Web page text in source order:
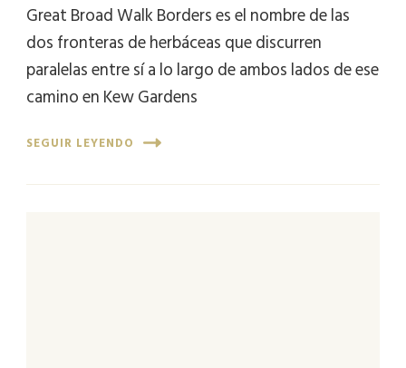
Great Broad Walk Borders es el nombre de las
dos fronteras de herbáceas que discurren
paralelas entre sí a lo largo de ambos lados de ese
camino en Kew Gardens
SEGUIR LEYENDO